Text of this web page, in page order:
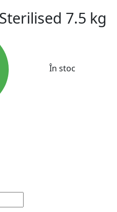
7.5 kg
În stoc